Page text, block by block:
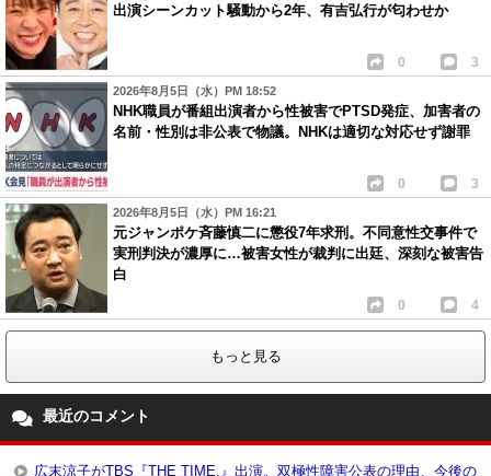
出演シーンカット騒動から2年、有吉弘行が匂わせか
0 3
2026年8月5日（水）PM 18:52
NHK職員が番組出演者から性被害でPTSD発症、加害者の
名前・性別は非公表で物議。NHKは適切な対応せず謝罪
0 3
2026年8月5日（水）PM 16:21
元ジャンポケ斉藤慎二に懲役7年求刑。不同意性交事件で
実刑判決が濃厚に…被害女性が裁判に出廷、深刻な被害告
白
0 4
もっと見る
最近のコメント
広末涼子がTBS『THE TIME,』出演。双極性障害公表の理由、今後の